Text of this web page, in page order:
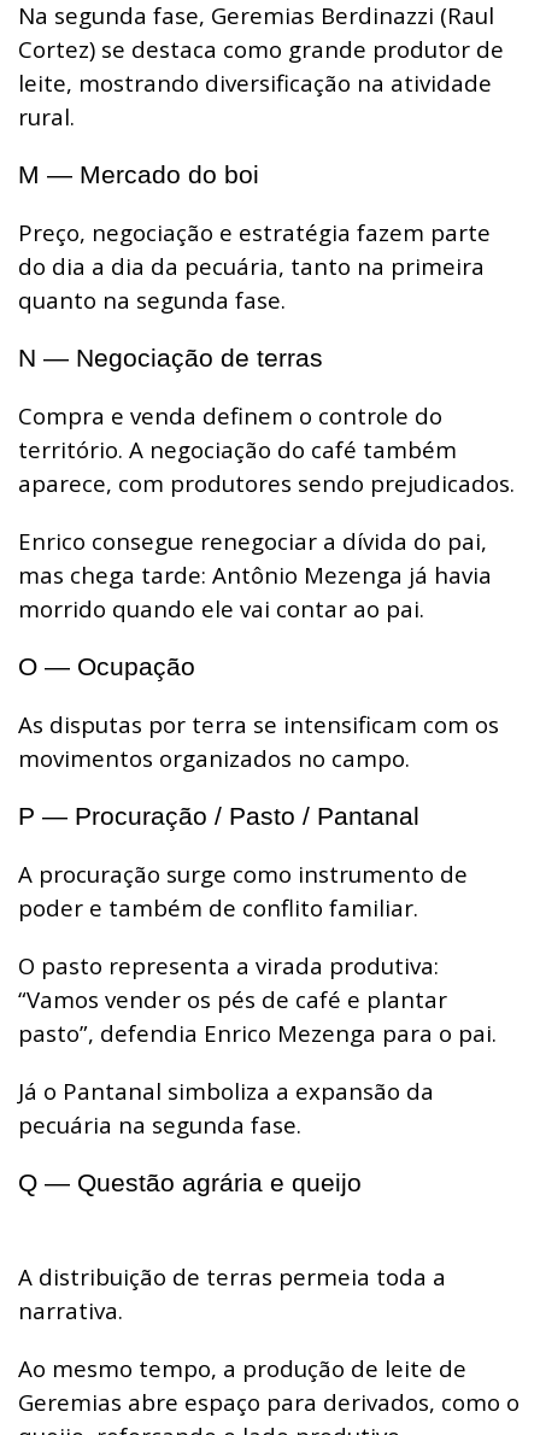
Na segunda fase, Geremias Berdinazzi (Raul
Cortez) se destaca como grande produtor de
leite, mostrando diversificação na atividade
rural.
M — Mercado do boi
Preço, negociação e estratégia fazem parte
do dia a dia da pecuária, tanto na primeira
quanto na segunda fase.
N — Negociação de terras
Compra e venda definem o controle do
território. A negociação do café também
aparece, com produtores sendo prejudicados.
Enrico consegue renegociar a dívida do pai,
mas chega tarde: Antônio Mezenga já havia
morrido quando ele vai contar ao pai.
O — Ocupação
As disputas por terra se intensificam com os
movimentos organizados no campo.
P — Procuração / Pasto / Pantanal
A procuração surge como instrumento de
poder e também de conflito familiar.
O pasto representa a virada produtiva:
“Vamos vender os pés de café e plantar
pasto”, defendia Enrico Mezenga para o pai.
Já o Pantanal simboliza a expansão da
pecuária na segunda fase.
Q — Questão agrária e queijo
A distribuição de terras permeia toda a
narrativa.
Ao mesmo tempo, a produção de leite de
Geremias abre espaço para derivados, como o